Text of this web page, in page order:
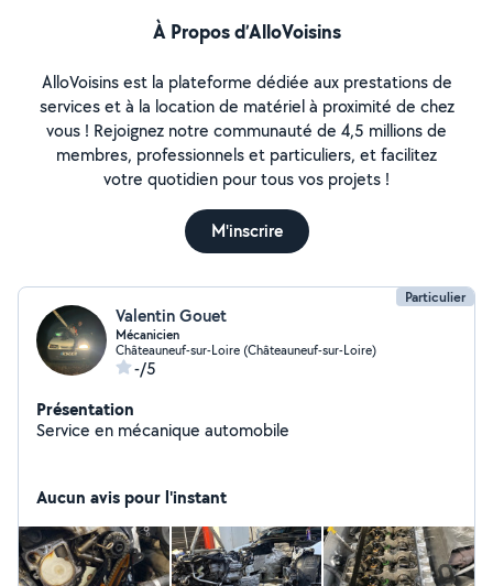
À Propos d’AlloVoisins
AlloVoisins est la plateforme dédiée aux prestations de
services et à la location de matériel à proximité de chez
vous ! Rejoignez notre communauté de 4,5 millions de
membres, professionnels et particuliers, et facilitez
votre quotidien pour tous vos projets !
M'inscrire
Particulier
Valentin Gouet
Mécanicien
Châteauneuf-sur-Loire (Châteauneuf-sur-Loire)
-/5
Présentation
Service en mécanique automobile
Aucun avis pour l'instant